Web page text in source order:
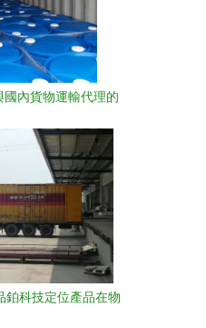
內貨物運輸代理的
鉑科技定位產品在物